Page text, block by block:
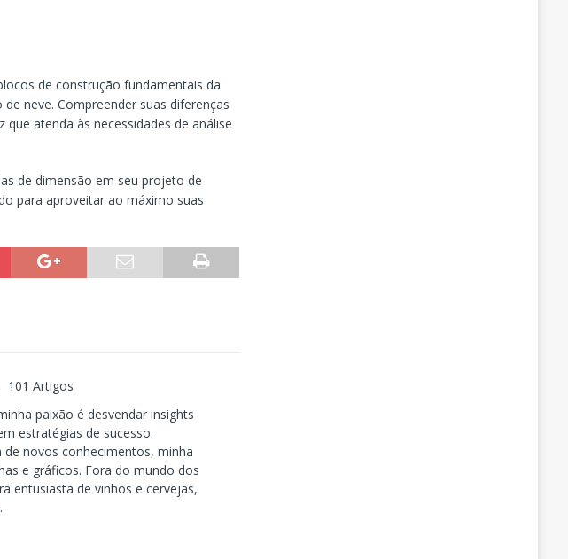
de construção fundamentais da
neve. Compreender suas diferenças
atenda às necessidades de análise
de dimensão em seu projeto de
para aproveitar ao máximo suas
101 Artigos
paixão é desvendar insights
estratégias de sucesso.
novos conhecimentos, minha
e gráficos. Fora do mundo dos
entusiasta de vinhos e cervejas,